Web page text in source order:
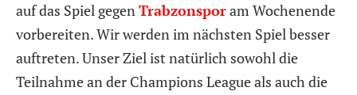
auf das Spiel gegenTrabzonsporam Wochenende
vorbereiten. Wir werden im nächsten Spiel besser
auftreten. Unser Ziel ist natürlich sowohl die
Teilnahme an der Champions League als auch die